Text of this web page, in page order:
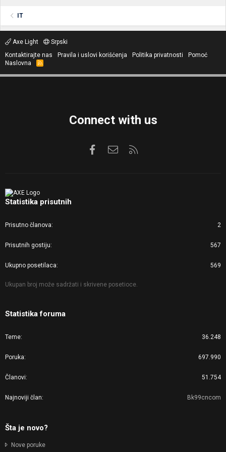
IT
Axe Light
Srpski
Kontaktirajte nas
Pravila i uslovi korišćenja Politika privatnosti
Pomoć
Naslovna
R
S
Connect with us
FacebookKontaktirajte nas
Statistika prisutnih
Prisutno članova 2
Prisutnih gostiju 567
Ukupno posetilaca 569
Ukupan broj može sadržati i skrivene posetioce.
Statistika foruma
Teme 36.248
Poruka 697.990
Članovi 51.754
Najnoviji član Bk99cncom
Šta je novo?
Nove poruke